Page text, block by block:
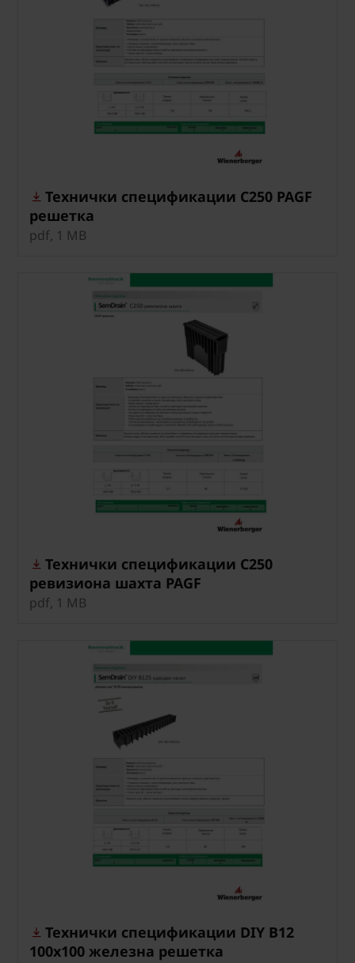
Технички спецификации C250 PAGF
решетка
pdf, 1 MB
Технички спецификации C250
ревизиона шахта PAGF
pdf, 1 MB
Технички спецификации DIY B12
100x100 железна решетка